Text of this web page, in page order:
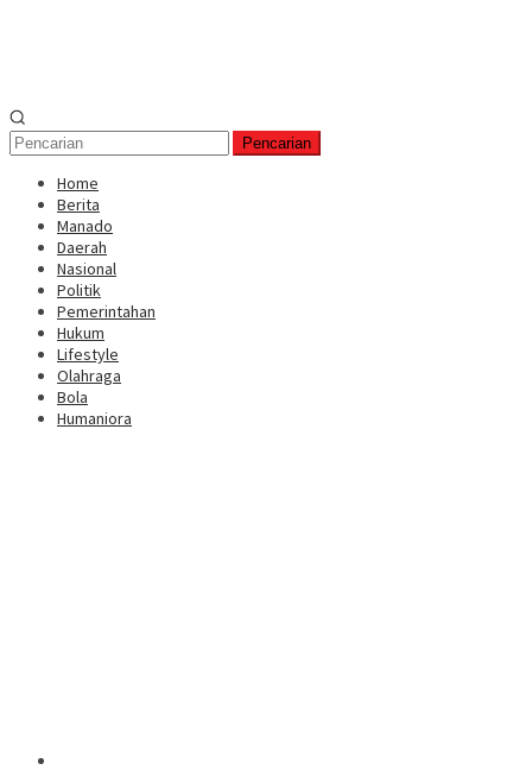
Pencarian
Home
Berita
Manado
Daerah
Nasional
Politik
Pemerintahan
Hukum
Lifestyle
Olahraga
Bola
Humaniora